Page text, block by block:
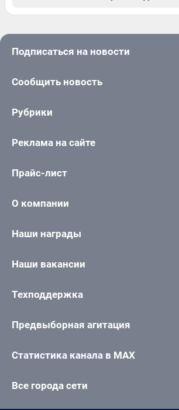
Подписаться на новости
Сообщить новость
Рубрики
Реклама на сайте
Прайс-лист
О компании
Наши награды
Наши вакансии
Техподдержка
Предвыборная агитация
Статистика канала в MAX
Все города сети